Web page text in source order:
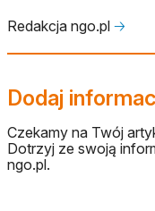
Redakcja ngo.pl 🡢
Dodaj
Czekamy na Twój
Dotrzyj ze swoją
ngo.pl.